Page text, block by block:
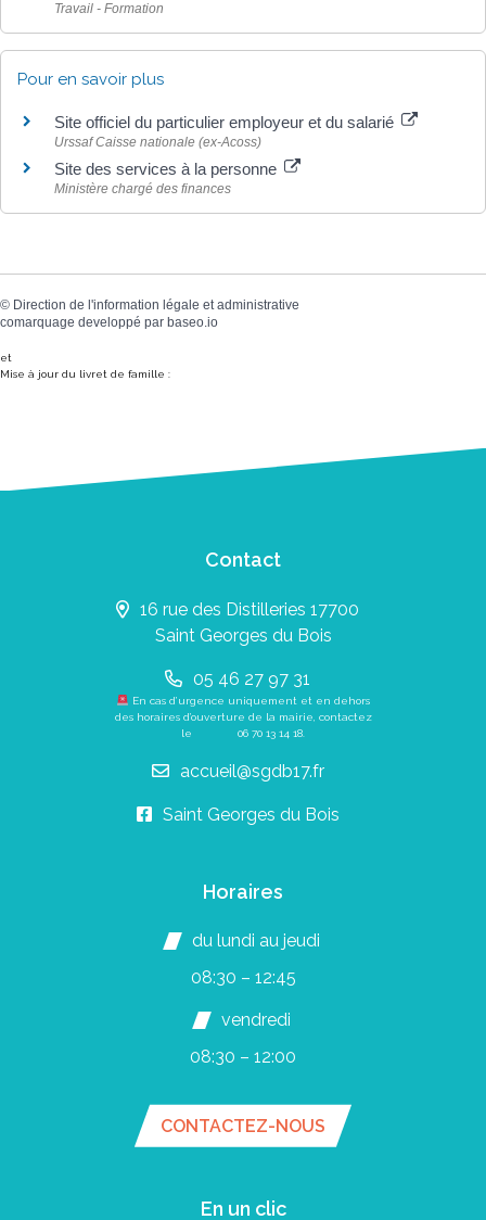
Travail - Formation
Pour en savoir plus
Site officiel du particulier employeur et du salarié
Urssaf Caisse nationale (ex-Acoss)
Site des services à la personne
Ministère chargé des finances
© Direction de l'information légale et administrative
comarquage developpé par baseo.io
et
Mise à jour du livret de famille :
Contact
16 rue des Distilleries 17700
Saint Georges du Bois
05 46 27 97 31
En cas d’urgence uniquement et en dehors
des horaires d’ouverture de la mairie, contactez
le 06 70 13 14 18.
accueil@sgdb17.fr
Saint Georges du Bois
Horaires
du lundi au jeudi
08:30 – 12:45
vendredi
08:30 – 12:00
CONTACTEZ-NOUS
En un clic